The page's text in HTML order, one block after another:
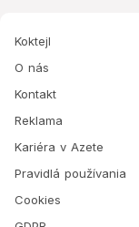
Koktejl
O nás
Kontakt
Reklama
Kariéra v Azete
Pravidlá používania
Cookies